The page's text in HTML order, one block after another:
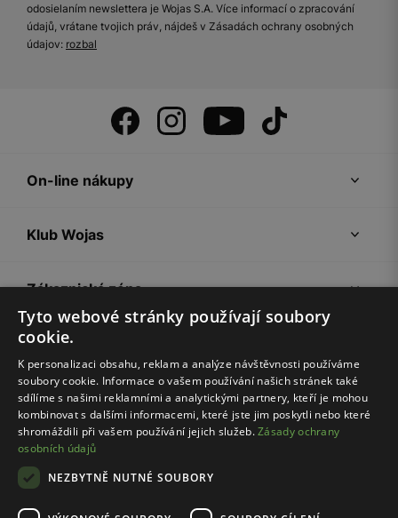
odosielaním newslettera je Wojas S.A. Více informací o zpracování
údajů, vrátane tvojich práv, nájdeš v Zásadách ochrany osobných
údajov: rozbal
On-line nákupy
Klub Wojas
Zákaznická zóna
Společnost Wojas
Rady
Tyto webové stránky používají soubory
cookie.
K personalizaci obsahu, reklam a analýze návštěvnosti používáme
soubory cookie. Informace o vašem používání našich stránek také
sdílíme s našimi reklamními a analytickými partnery, kteří je mohou
kombinovat s dalšími informacemi, které jste jim poskytli nebo které
shromáždili při vašem používání jejich služeb.Zásady ochrany
osobních údajů
NEZBYTNĚ NUTNÉ SOUBORY